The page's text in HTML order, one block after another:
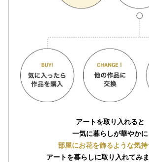
アートを取り入れると
一気に暮らしが華やかに
部屋にお花を飾るような気持
アートを暮らしに取り入れてみ